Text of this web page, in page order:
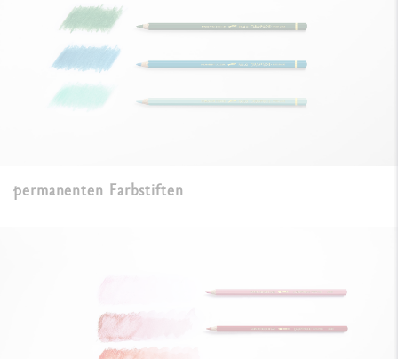
permanenten Farbstiften